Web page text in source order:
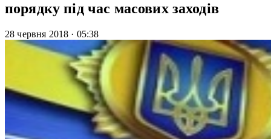
порядку під час масових заходів
28 червня 2018 · 05:38